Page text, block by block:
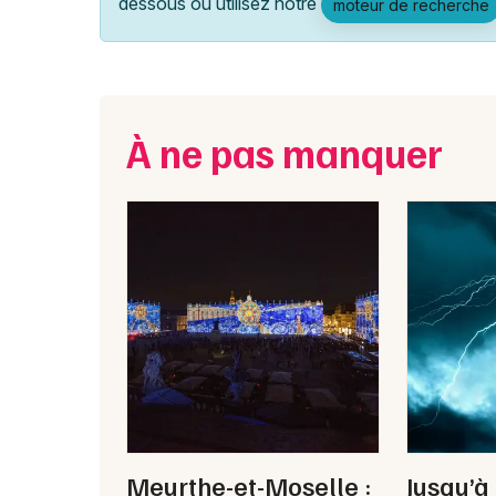
moteur de recherche
À ne pas manquer
Meurthe-et-Moselle :